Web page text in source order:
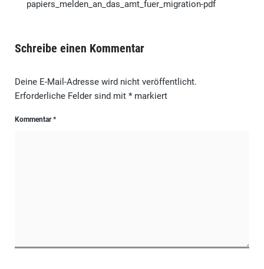
papiers_melden_an_das_amt_fuer_migration-pdf
Schreibe einen Kommentar
Deine E-Mail-Adresse wird nicht veröffentlicht.
Erforderliche Felder sind mit *markiert
Kommentar*